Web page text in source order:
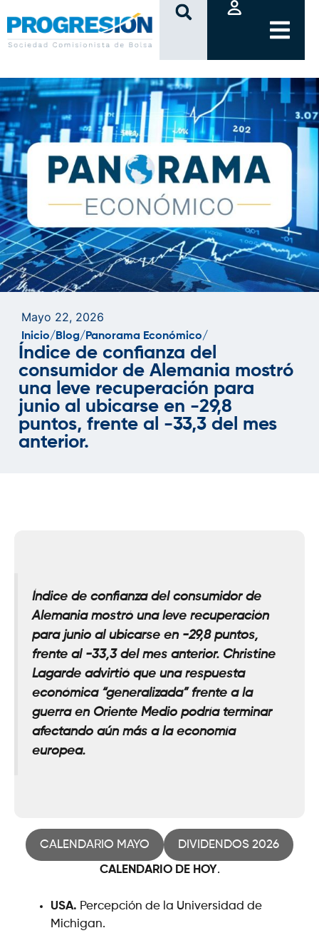
clic
Mayo 22, 2026
Inicio/ Blog/ Panorama Económico/
Índice de confianza del
consumidor de Alemania mostró
una leve recuperación para
junio al ubicarse en -29,8
puntos, frente al -33,3 del mes
anterior.
Índice de confianza del consumidor de
Alemania mostró una leve recuperación
para junio al ubicarse en -29,8 puntos,
frente al -33,3 del mes anterior. Christine
Lagarde advirtió que una respuesta
económica “generalizada” frente a la
guerra en Oriente Medio podría terminar
afectando aún más a la economía
europea.
CALENDARIO MAYO DIVIDENDOS 2026
CALENDARIO DE HOY.
USA. Percepción de la Universidad de
Michigan.